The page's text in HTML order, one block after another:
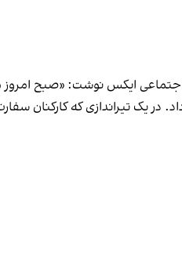
ایکس نوشت: «صبح
یک تیراندازی‌ که کارکنان